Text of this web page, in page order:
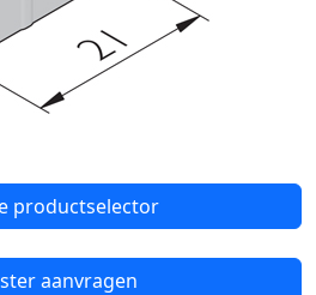
productselector
aanvragen